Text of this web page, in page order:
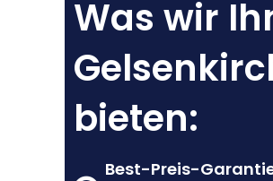
Was wir
bieten:
Best-Preis-